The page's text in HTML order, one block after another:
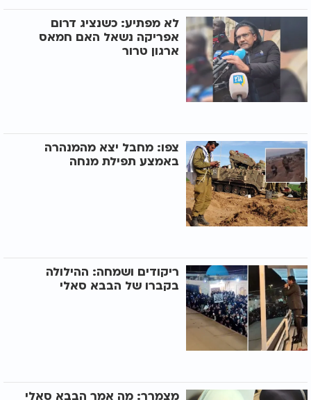
לא מפתיע: כשנציג דרום
אפריקה נשאל האם חמאס
ארגון טרור
צפו: מחבל יצא מהמנהרה
באמצע תפילת מנחה
ריקודים ושמחה: ההילולה
בקברו של הבבא סאלי
מצמרר: מה אמר הבבא סאלי